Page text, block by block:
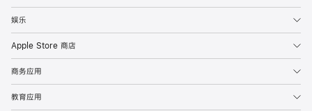
娱乐
Apple Store 商店
商务应用
教育应用